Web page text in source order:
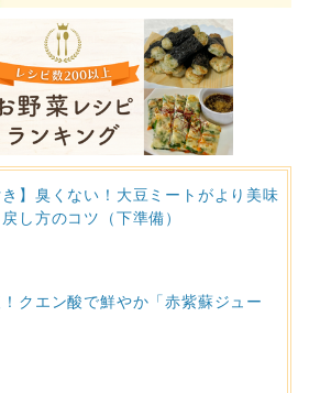
き】臭くない！大豆ミートがより美味
し方のコツ（下準備）
クエン酸で鮮やか「赤紫蘇ジュー